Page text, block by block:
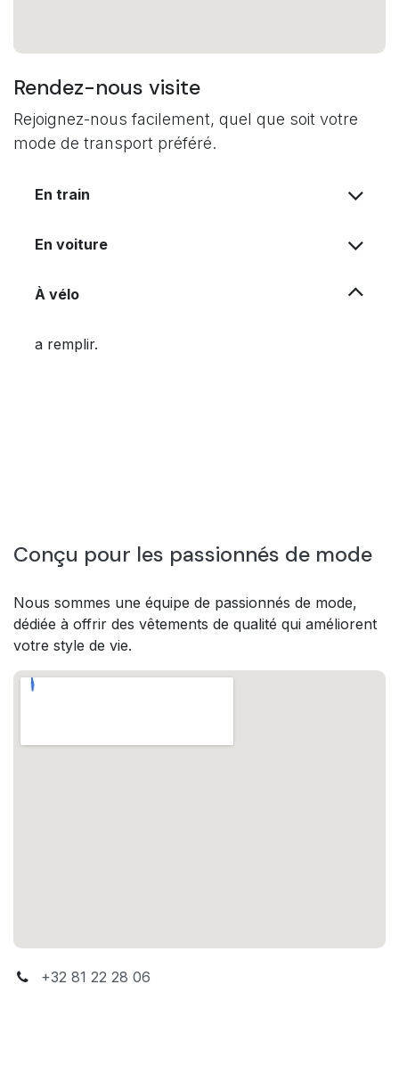
Rendez-nous visite
Rejoignez-nous facilement, quel que soit votre
mode de transport préféré.
En train
En voiture
À vélo
a remplir.
Conçu pour les passionnés de mode
Nous sommes une équipe de passionnés de mode,
dédiée à offrir des vêtements de qualité qui améliorent
votre style de vie.
+32 81 22 28 06